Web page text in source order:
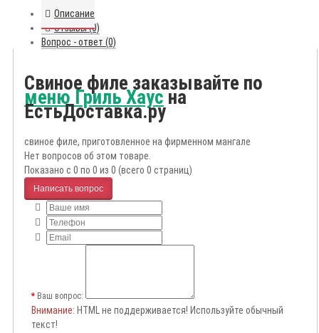
Описание
Отзывы (0)
Вопрос - ответ (0)
Свиное филе заказывайте по
меню Гриль Хаусна
ЕстьДоставка.ру
свиное филе, приготовленное на фирменном мангале
Нет вопросов об этом товаре.
Показано с 0 по 0 из 0 (всего 0 страниц)
Написать вопрос
Ваш вопрос:
Внимание: HTML не поддерживается! Используйте обычный
текст!